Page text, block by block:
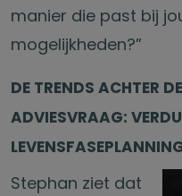
manier die past bij
mogelijkheden?”
DE TRENDS ACHTER
ADVIESVRAAG:
Stephan ziet dat